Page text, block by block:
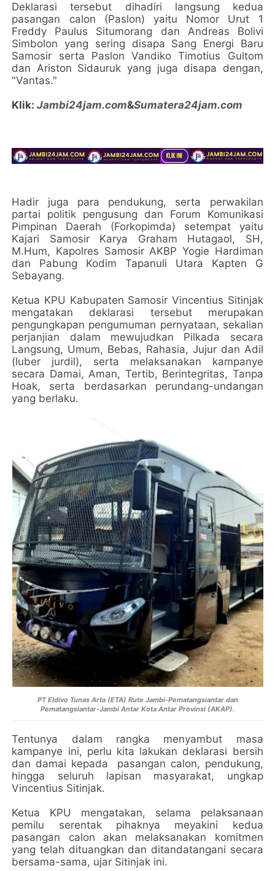
Deklarasi tersebut dihadiri langsung kedua
pasangan calon (Paslon) yaitu Nomor Urut 1
Freddy Paulus Situmorang dan Andreas Bolivi
Simbolon yang sering disapa Sang Energi Baru
Samosir serta Paslon Vandiko Timotius Gultom
dan Ariston Sidauruk yang juga disapa dengan,
"Vantas."
Klik:Jambi24jam.com&Sumatera24jam.com
Hadir juga para pendukung, serta perwakilan
partai politik pengusung dan Forum Komunikasi
Pimpinan Daerah (Forkopimda) setempat yaitu
Kajari Samosir Karya Graham Hutagaol, SH,
M.Hum, Kapolres Samosir AKBP Yogie Hardiman
dan Pabung Kodim Tapanuli Utara Kapten G
Sebayang.
Ketua KPU Kabupaten Samosir Vincentius Sitinjak
mengatakan deklarasi tersebut merupakan
pengungkapan pengumuman pernyataan, sekalian
perjanjian dalam mewujudkan Pilkada secara
Langsung, Umum, Bebas, Rahasia, Jujur dan Adil
(luber jurdil), serta melaksanakan kampanye
secara Damai, Aman, Tertib, Berintegritas, Tanpa
Hoak, serta berdasarkan perundang-undangan
yang berlaku.
PT Eldivo Tunas Arta (ETA) Rute Jambi-Pematangsiantar dan
Pematangsiantar-Jambi Antar Kota Antar Provinsi (AKAP).
Tentunya dalam rangka menyambut masa
kampanye ini, perlu kita lakukan deklarasi bersih
dan damai kepada pasangan calon, pendukung,
hingga seluruh lapisan masyarakat, ungkap
Vincentius Sitinjak.
Ketua KPU mengatakan, selama pelaksanaan
pemilu serentak pihaknya meyakini kedua
pasangan calon akan melaksanakan komitmen
yang telah dituangkan dan ditandatangani secara
bersama-sama, ujar Sitinjak ini.